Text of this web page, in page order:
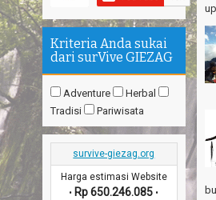
Kriteria Anda sukai
dari surVive GIEZAG
Adventure
Herbal
Tradisi
Pariwisata
survive-giezag.org
Harga estimasi Website
• Rp 650.246.085 •